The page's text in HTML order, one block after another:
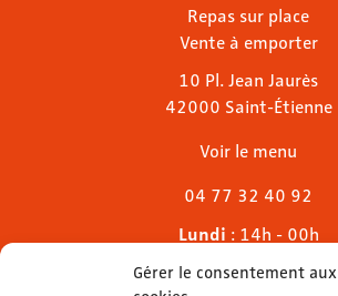
Gérer le consentement aux
Repas sur place
Vente à emporter
10 Pl. Jean Jaurès
42000 Saint-Étienne
Voir le menu
04 77 32 40 92
Lundi : 14h - 00h
Mardi & mercredi
Jeudi